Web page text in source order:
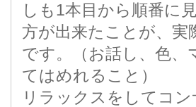
しも1本目から順番に
方が出来たことが、
です。（お話し、色
てはめれること）
リラックスをしてコ